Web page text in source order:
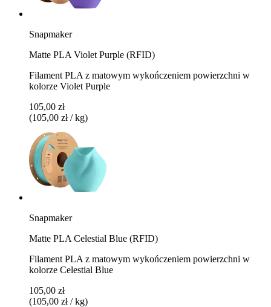
Snapmaker
Matte PLA Violet Purple (RFID)
Filament PLA z matowym wykończeniem powierzchni w
kolorze Violet Purple
105,00 zł
(105,00 zł / kg)
Snapmaker
Matte PLA Celestial Blue (RFID)
Filament PLA z matowym wykończeniem powierzchni w
kolorze Celestial Blue
105,00 zł
(105,00 zł / kg)